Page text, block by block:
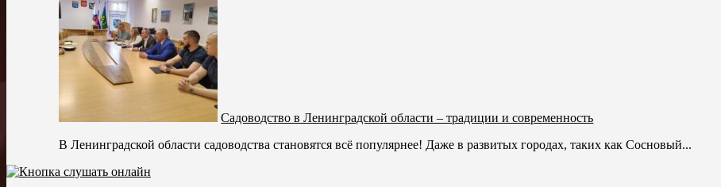
Садоводство в Ленинградской области – традиции и современность
В Ленинградской области садоводства становятся всё популярнее! Даже в развитых городах, таких как Сосновый...